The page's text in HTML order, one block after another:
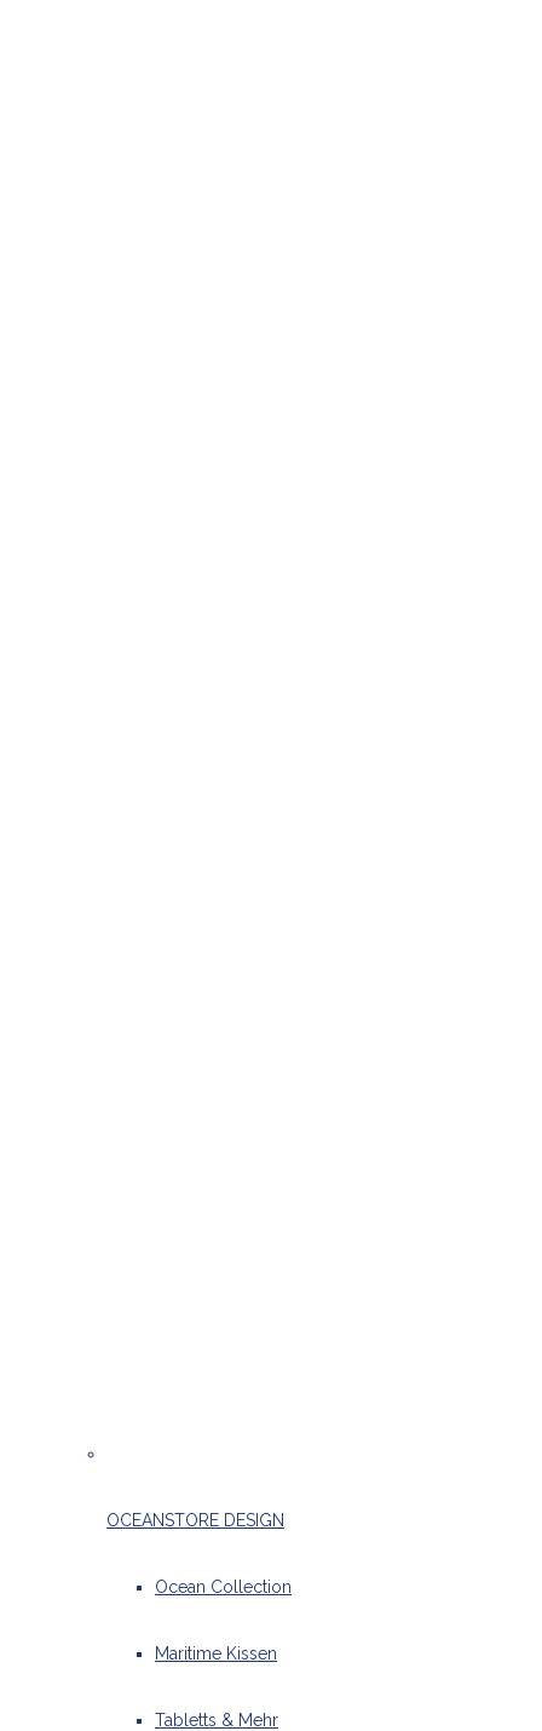
OCEANSTORE DESIGN
Ocean Collection
Maritime Kissen
Tabletts & Mehr